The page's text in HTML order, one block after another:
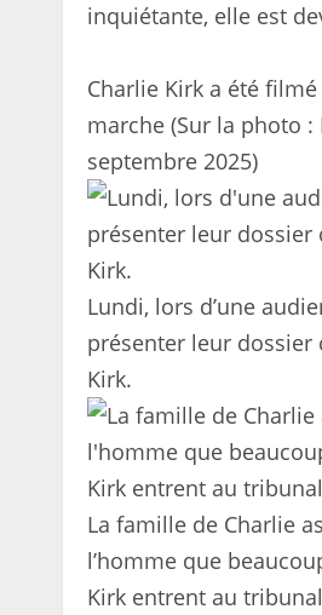
inquiétante, elle est
Charlie Kirk a été
marche (Sur la photo :
septembre 2025)
Lundi, lors d’une
présenter leur dossier
Kirk.
La famille de Charlie
l’homme que
Kirk entrent au